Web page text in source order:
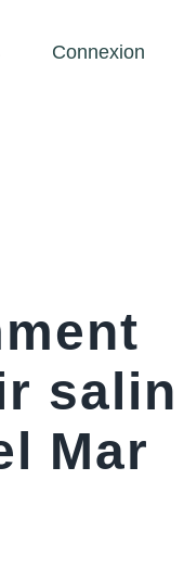
Connexion
salin
Mar